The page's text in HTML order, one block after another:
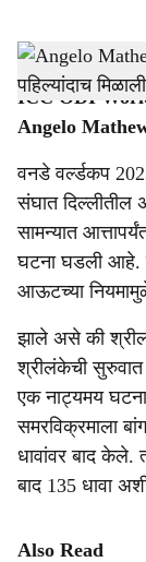
h
a
r
e
Angelo Mathews-PTI
ICC ODI
Angelo
वनडे वर्ल्डकप
संघात
सामन्यात
घटना घडली आहे.
आऊटच्या
झाले असे की
श्रीलंकेची सुरुवात
एक नाट्यमय
समरविक्रमाला
धावांवर बाद केले.
बाद 135 धावा
Also Read